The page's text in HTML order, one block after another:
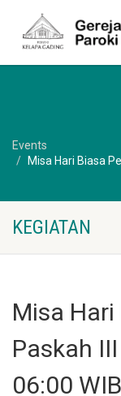
Events
Misa Hari Biasa
KEGIATAN
Misa Hari
Paskah
06:00 WIB